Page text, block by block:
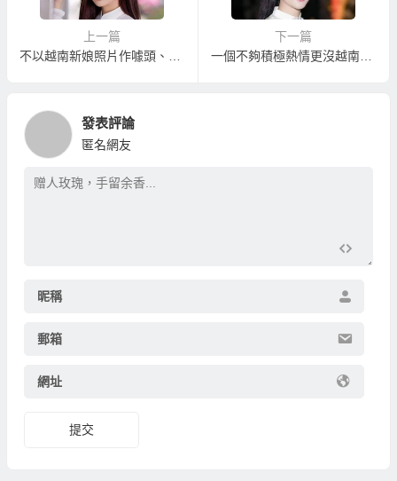
上一篇
下一篇
一個不夠積極熱情更沒越南新娘照片讓人挑；但讓您娶到適合越南新娘的仲介！
發表評論
匿名網友
昵稱
郵箱
網址
提交